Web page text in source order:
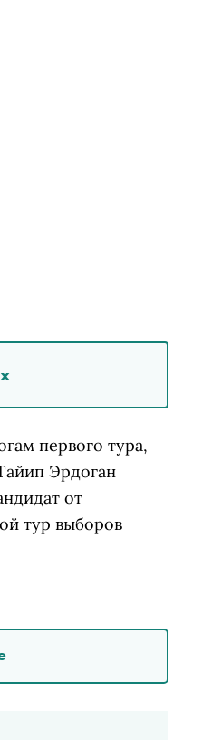
первого тура,
Эрдоган
от
тур выборов